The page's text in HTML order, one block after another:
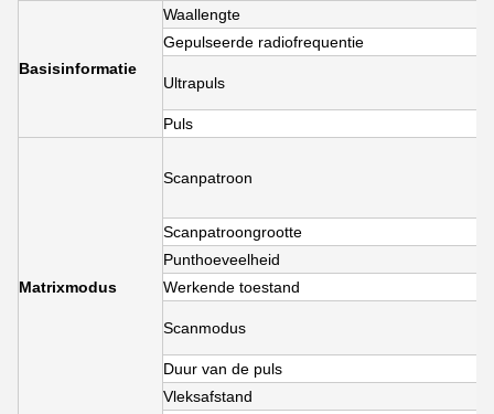
Basisinformatie
Waallengte
Gepulseerde radiofrequentie
Ultrapuls
Puls
Matrixmodus
Scanpatroon
Scanpatroongrootte
Punthoeveelheid
Werkende toestand
Scanmodus
Duur van de puls
Vleksafstand